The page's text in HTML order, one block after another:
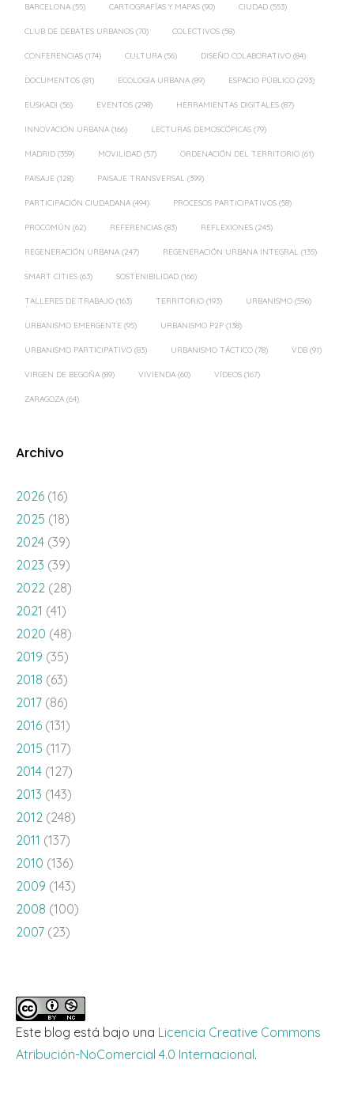
BARCELONA (55) CARTOGRAFÍAS Y MAPAS (90) CIUDAD (553)
CLUB DE DEBATES URBANOS (70) COLECTIVOS (58)
CONFERENCIAS (174) CULTURA (56) DISEÑO COLABORATIVO (84)
DOCUMENTOS (81) ECOLOGÍA URBANA (89) ESPACIO PÚBLICO (293)
EUSKADI (56) EVENTOS (298) HERRAMIENTAS DIGITALES (87)
INNOVACIÓN URBANA (166) LECTURAS DEMOSCÓPICAS (79)
MADRID (359) MOVILIDAD (57) ORDENACIÓN DEL TERRITORIO (61)
PAISAJE (128) PAISAJE TRANSVERSAL (399)
PARTICIPACIÓN CIUDADANA (494) PROCESOS PARTICIPATIVOS (58)
PROCOMÚN (62) REFERENCIAS (83) REFLEXIONES (245)
REGENERACIÓN URBANA (247) REGENERACIÓN URBANA INTEGRAL (135)
SMART CITIES (63) SOSTENIBILIDAD (166)
TALLERES DE TRABAJO (163) TERRITORIO (193) URBANISMO (596)
URBANISMO EMERGENTE (95) URBANISMO P2P (138)
URBANISMO PARTICIPATIVO (83) URBANISMO TÁCTICO (78) VDB (91)
VIRGEN DE BEGOÑA (89) VIVIENDA (60) VÍDEOS (167)
ZARAGOZA (64)
Archivo
2026 (16)
2025 (18)
2024 (39)
2023 (39)
2022 (28)
2021 (41)
2020 (48)
2019 (35)
2018 (63)
2017 (86)
2016 (131)
2015 (117)
2014 (127)
2013 (143)
2012 (248)
2011 (137)
2010 (136)
2009 (143)
2008 (100)
2007 (23)
Este blog está bajo una Licencia Creative Commons
Atribución-NoComercial 4.0 Internacional.